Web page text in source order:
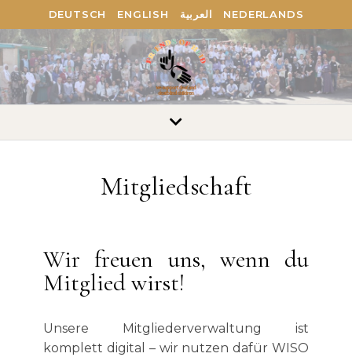
DEUTSCH ENGLISH العربية NEDERLANDS
Mitgliedschaft
Wir freuen uns, wenn du
Mitglied wirst!
Unsere Mitgliederverwaltung ist
komplett digital – wir nutzen dafür WISO